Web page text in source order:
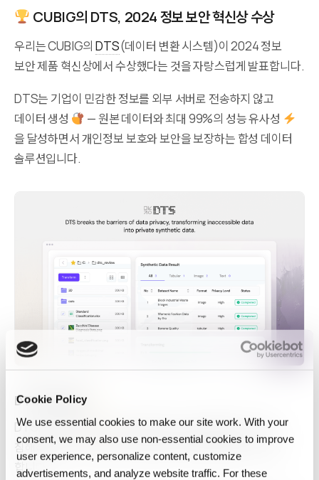
Cookie Policy
We use essential cookies to make our site work. With your
consent, we may also use non‑essential cookies to improve
user experience, personalize content, customize
advertisements, and analyze website traffic. For these
CUBIG의 DTS, 2024 정보 보안 혁신상 수상
우리는 CUBIG의DTS(데이터 변환 시스템)이 2024 정보
보안 제품 혁신상에서 수상했다는 것을 자랑스럽게 발표합니다.
DTS는 기업이 민감한 정보를 외부 서버로 전송하지 않고
데이터 생성
— 원본 데이터와 최대 99%의 성능 유사성
을 달성하면서 개인정보 보호와 보안을 보장하는 합성 데이터
솔루션입니다.
DTS의 중요성
DTS는 규제 장벽
을 극복하여 조직이 컴플라이언스를
침해하지 않고 민감한 데이터를 안전하게 활용할 수 있도록
합니다.